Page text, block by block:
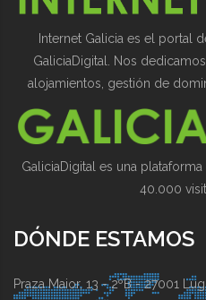
Internet Galicia es el portal
GaliciaDigital. Nos
alojamientos, gestión de
GaliciaDigital es una
40.000
DÓNDE ESTAMOS
Praza Maior, 13 - 2ºB - 27001